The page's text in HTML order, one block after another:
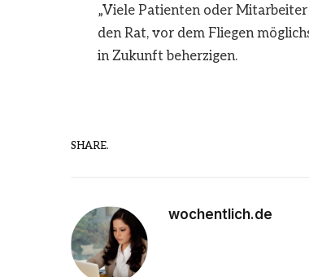
„Viele Patienten oder Mitarbeiter
den Rat, vor dem Fliegen
in Zukunft beherzigen.
SHARE.
wochentlich.de